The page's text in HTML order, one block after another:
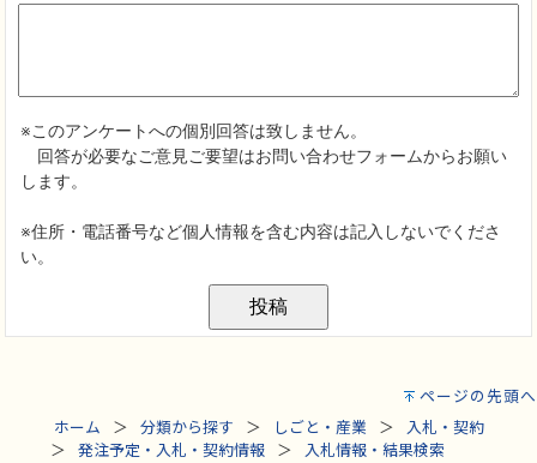
ページの先頭へ
ホーム
分類から探す しごと・産業
入札・契約
発注予定・入札・契約情報
入札情報・結果検索